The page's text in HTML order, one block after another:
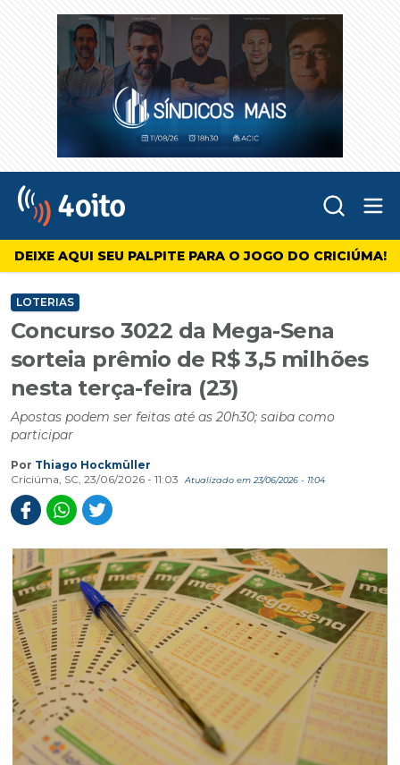
4oito
DEIXE AQUI SEU PALPITE PARA O JOGO DO CRICIÚMA!
LOTERIAS
Concurso 3022 da Mega-Sena
sorteia prêmio de R$ 3,5 milhões
nesta terça-feira (23)
Apostas podem ser feitas até as 20h30; saiba como
participar
Por Thiago Hockmüller
Criciúma, SC, 23/06/2026 - 11:03
Atualizado em 23/06/2026 - 11:04